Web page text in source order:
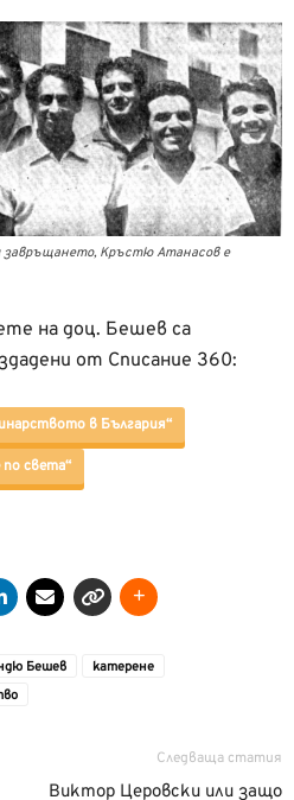
завръщането, Кръстю Атанасов е
на доц. Бешев са
от Списание 360:
в България“
света“
Бешев
катерене
Следваща статия
Виктор Церовски или защо